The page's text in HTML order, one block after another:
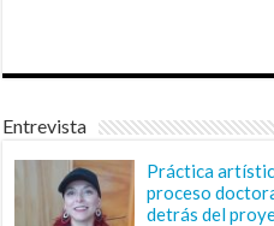
Entrevista
Práctica
proceso
detrás del